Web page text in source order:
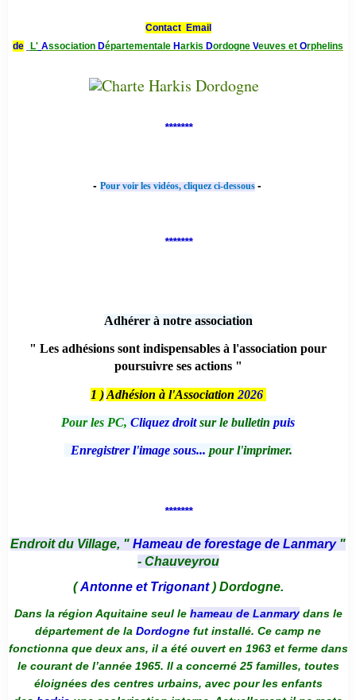
Contact Email
de
L' Association Départementale Harkis Dordogne Veuves et Orphelins
*******
- Pour voir les vidéos, cliquez ci-dessous -
*******
Adhérer à notre association
" Les adhésions sont indispensables à l'association pour
poursuivre ses actions "
1 ) Adhésion à l'Association 2026
Pour les PC, Cliquez droitsur le bulletin puis
Enregistrer l'image sous... pour l'imprimer.
*******
Endroit du Village, " Hameau de forestage de Lanmary "
- Chauveyrou
(Antonne et Trigonant) Dordogne.
Dans la région Aquitaine seul le hameau de Lanmarydans le
département de la Dordogne fut installé. Ce camp ne
fonctionna que deux ans, il a été ouvert en 1963 et ferme dans
le courant de l’année 1965. Il a concerné 25 familles, toutes
éloignées des centres urbains, avec pour les enfants